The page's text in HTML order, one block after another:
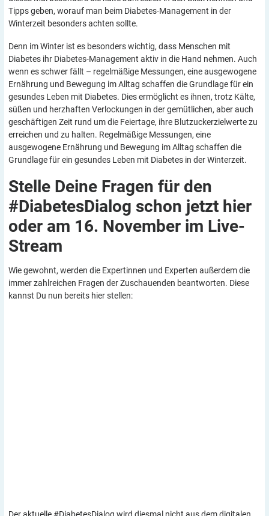
Tipps geben, worauf man beim Diabetes-Management in der
Winterzeit besonders achten sollte.
Denn im Winter ist es besonders wichtig, dass Menschen mit
Diabetes ihr Diabetes-Management aktiv in die Hand nehmen. Auch
wenn es schwer fällt – regelmäßige Messungen, eine ausgewogene
Ernährung und Bewegung im Alltag schaffen die Grundlage für ein
gesundes Leben mit Diabetes. Dies ermöglicht es ihnen, trotz Kälte,
süßen und herzhaften Verlockungen in der gemütlichen, aber auch
geschäftigen Zeit rund um die Feiertage, ihre Blutzuckerzielwerte zu
erreichen und zu halten. Regelmäßige Messungen, eine
ausgewogene Ernährung und Bewegung im Alltag schaffen die
Grundlage für ein gesundes Leben mit Diabetes in der Winterzeit.
Stelle Deine Fragen für den
#DiabetesDialog schon jetzt hier
oder am 16. November im Live-
Stream
Wie gewohnt, werden die Expertinnen und Experten außerdem die
immer zahlreichen Fragen der Zuschauenden beantworten. Diese
kannst Du nun bereits hier stellen:
Der aktuelle #DiabetesDialog wird diesmal nicht aus dem digitalen